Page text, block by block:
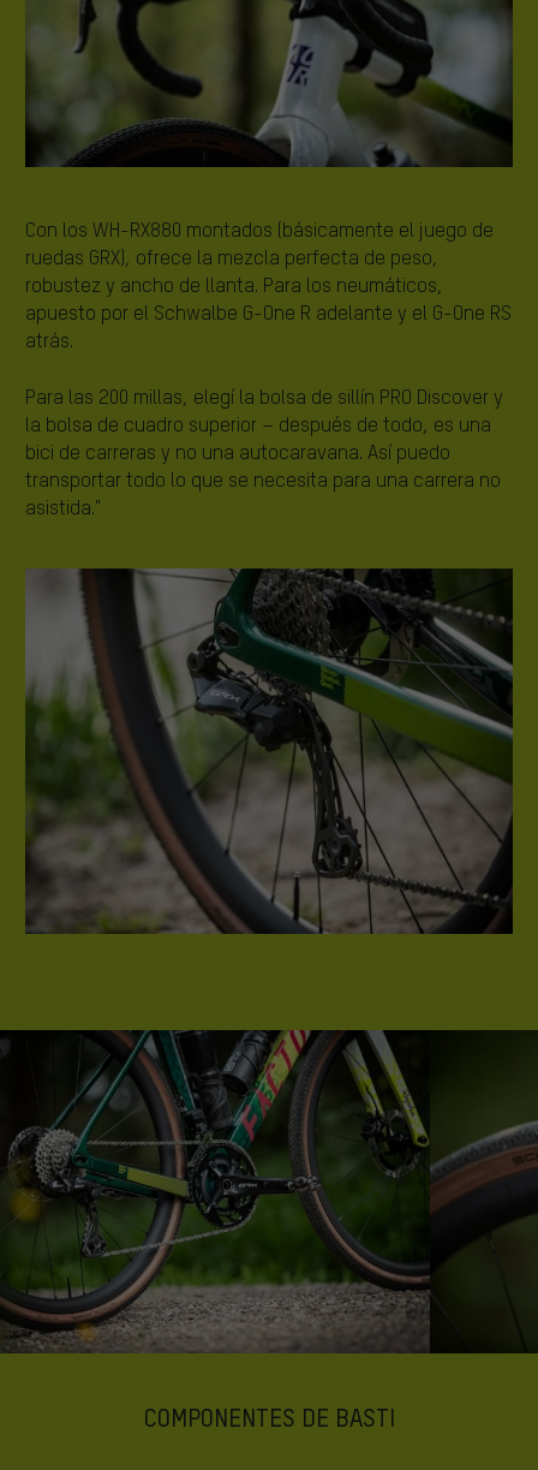
Con los WH-RX880 montados (básicamente el juego de
ruedas GRX), ofrece la mezcla perfecta de peso,
robustez y ancho de llanta. Para los neumáticos,
apuesto por el Schwalbe G-One R adelante y el G-One RS
atrás.
Para las 200 millas, elegí la bolsa de sillín PRO Discover y
la bolsa de cuadro superior – después de todo, es una
bici de carreras y no una autocaravana. Así puedo
transportar todo lo que se necesita para una carrera no
asistida."
COMPONENTES DE BASTI